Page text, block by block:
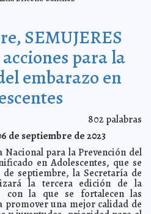
registró en el proceso interno de
PRI
en adolescentes yucatecos
van a final nacional de
Alicia Briceño Sánchez
la seguridad digital de la
del Proceso Electoral 2023-2024
a Víctimas, importantes en las
Claudia Sofía Gómez Infante
mayor número de trasplantes renales
trabaja para impulsar ciudades
a la ciudadanía servicios digitales
Aldama
SEMUJERES
para la
embarazo en
802 palabras
de septiembre de 2023
Nacional para la Prevención del
en Adolescentes, que se
septiembre, la Secretaría de
la tercera edición de la
con la que se fortalecen las
promover una mejor calidad de